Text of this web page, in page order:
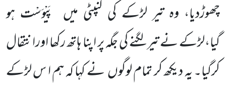
چھوڑدیا، وہ تیر لڑکے کی کنپٹی میں پَیْوَسْت ہو
گیا،لڑکے نے تیر لگنے کی جگہ پر اپنا ہاتھ رکھا اورانتقال
کرگیا۔ یہ دیکھ کر تمام لوگوںنے کہا کہ ہم ا س لڑکے